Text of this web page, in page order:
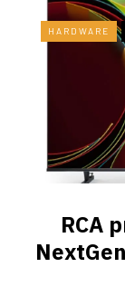
HARDWARE
RCA